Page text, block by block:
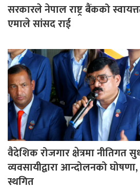
सरकारले नेपाल राष्ट्र बैंकको
एमाले सांसद राई
वैदेशिक रोजगार क्षेत्रमा नीतिगत
व्यवसायीद्वारा आन्दोलनको
स्थगित